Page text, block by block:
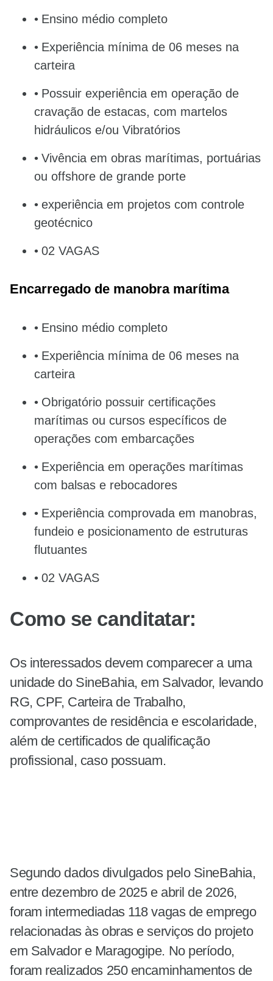
Ensino médio completo
Experiência mínima de 06 meses na
carteira
Possuir experiência em operação de
cravação de estacas, com martelos
hidráulicos e/ou Vibratórios
Vivência em obras marítimas, portuárias
ou offshore de grande porte
experiência em projetos com controle
geotécnico
02 VAGAS
Encarregado de manobra marítima
Ensino médio completo
Experiência mínima de 06 meses na
carteira
Obrigatório possuir certificações
marítimas ou cursos específicos de
operações com embarcações
Experiência em operações marítimas
com balsas e rebocadores
Experiência comprovada em manobras,
fundeio e posicionamento de estruturas
flutuantes
02 VAGAS
Como se canditatar:
Os interessados devem comparecer a uma
unidade do SineBahia, em Salvador, levando
RG, CPF, Carteira de Trabalho,
comprovantes de residência e escolaridade,
além de certificados de qualificação
profissional, caso possuam.
Segundo dados divulgados pelo SineBahia,
entre dezembro de 2025 e abril de 2026,
foram intermediadas 118 vagas de emprego
relacionadas às obras e serviços do projeto
em Salvador e Maragogipe. No período,
foram realizados 250 encaminhamentos de